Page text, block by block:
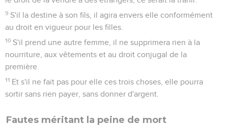
9 S'il la destine à son fils, il agira envers elle conformément
au droit en vigueur pour les filles.
10 S'il prend une autre femme, il ne supprimera rien à la
nourriture, aux vêtements et au droit conjugal de la
première.
11 Et s'il ne fait pas pour elle ces trois choses, elle pourra
sortir sans rien payer, sans donner d'argent.
Fautes méritant la peine de mort